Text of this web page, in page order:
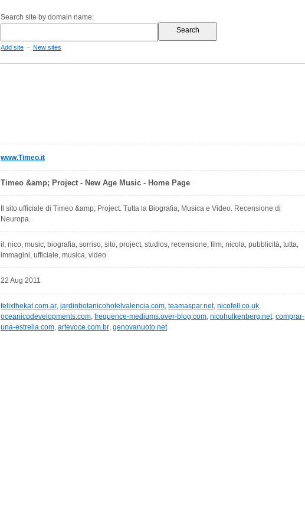
Search site by domain name:
Add site - New sites
www.Timeo.it
Timeo &amp; Project - New Age Music - Home Page
Il sito ufficiale di Timeo &amp; Project. Tutta la Biografia, Musica e Video. Recensione di
Neuropa.
il, nico, music, biografia, sorriso, sito, project, studios, recensione, film, nicola, pubblicità, tutta,
immagini, ufficiale, musica, video
22 Aug 2011
felixthekat.com.ar, jardinbotanicohotelvalencia.com, teamaspar.net, nicofell.co.uk,
oceanicodevelopments.com, frequence-mediums.over-blog.com, nicohulkenberg.net, comprar-
una-estrella.com, artevoce.com.br, genovanuoto.net